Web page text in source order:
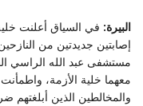
البيرة: في السياق أعلنت
إصابتين جديدتين من
مستشفى عبد الله الراسي
معهما خلية الأزمة،
والمخالطين الذين أبلغتهم